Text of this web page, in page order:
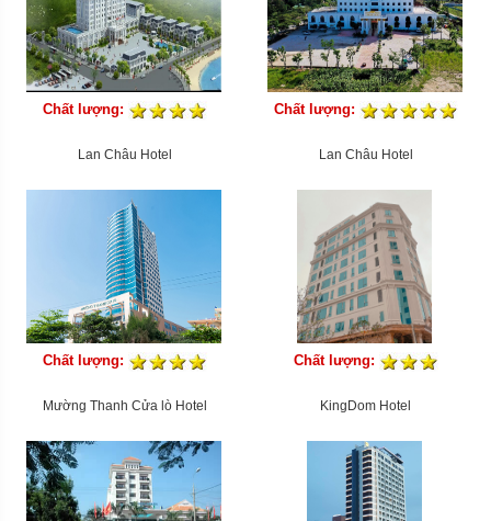
Chất lượng:
Lan Châu Hotel
Chất lượng:
Lan Châu Hotel
Chất lượng:
Mường Thanh Cửa lò Hotel
Chất lượng:
KingDom Hotel